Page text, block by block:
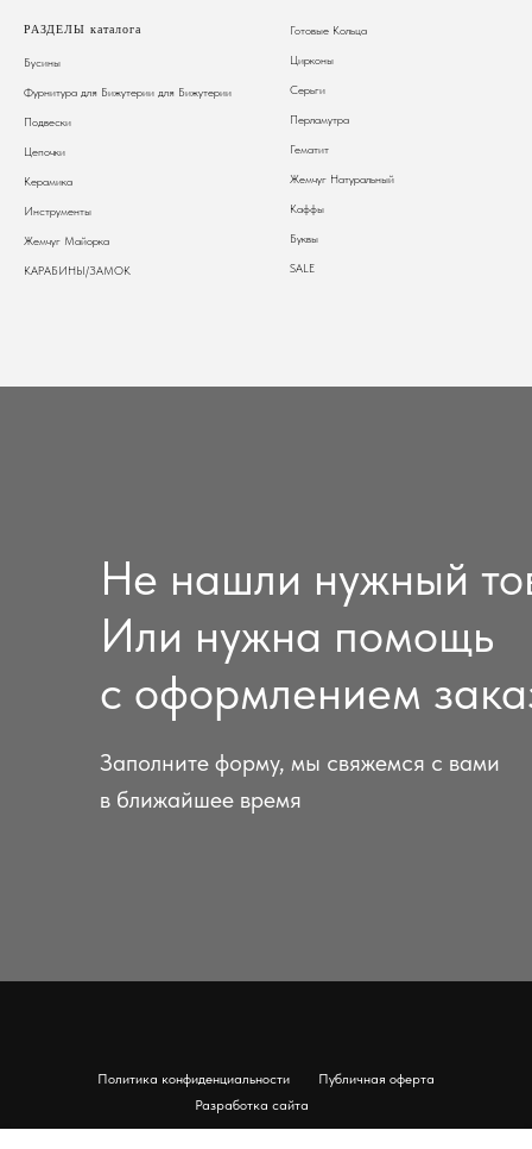
РАЗДЕЛЫ каталога
Бусины
Фурнитура для Бижутерии для Бижутерии
Подвески
Цепочки
Керамика
Инструменты
Жемчуг Майорка
КАРАБИНЫ/ЗАМОК
Готовые Кольца
Цирконы
Серьги
Перламутра
Гематит
Жемчуг Натуральный
Каффы
Буквы
SALE
Не нашли нужный
Или нужна помощь
с оформлением
Заполните форму, мы свяжемся с вами
в ближайшее время
Политика конфиденциальности
Публичная оферта
Разработка сайта